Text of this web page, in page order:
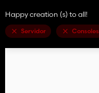
Happy creation (s) to all!
Servidor Consoles